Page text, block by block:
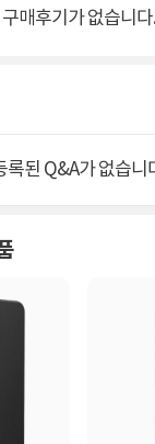
구매후기가 없습니다.
록된 Q&A가 없습니